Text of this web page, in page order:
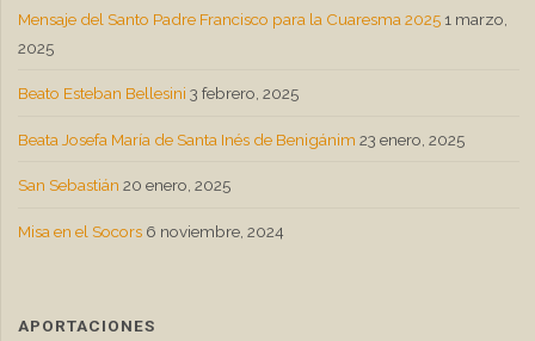
Mensaje del Santo Padre Francisco para la Cuaresma 2025 1 marzo,
2025
Beato Esteban Bellesini 3 febrero, 2025
Beata Josefa María de Santa Inés de Benigánim 23 enero, 2025
San Sebastián 20 enero, 2025
Misa en el Socors 6 noviembre, 2024
APORTACIONES